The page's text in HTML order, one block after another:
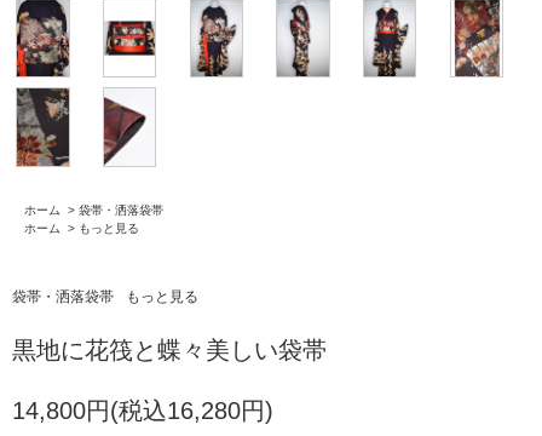
ホーム > 袋帯・洒落袋帯
ホーム
> もっと見る
袋帯・洒落袋帯 もっと見る
黒地に花筏と蝶々美しい袋帯
14,800円(税込16,280円)